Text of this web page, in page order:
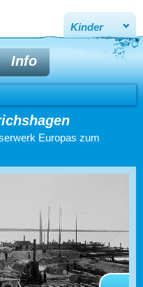
Kinder
Info
Europas zum